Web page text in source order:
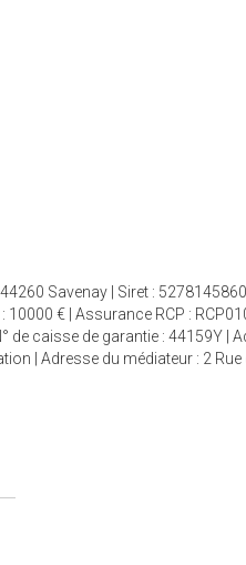
Savenay | Siret :
€ | Assurance RCP :
de caisse de garantie : 44159Y |
| Adresse du médiateur : 2 Rue